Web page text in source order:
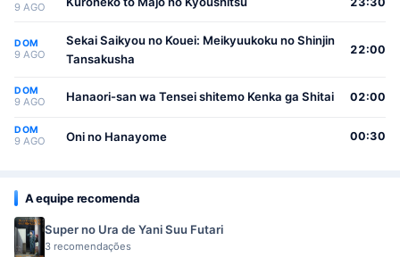
9 AGO
DOM
9 AGO
Sekai Saikyou no Kouei: Meikyuukoku no Shinjin
Tansakusha
22:00
DOM
9 AGO Hanaori-san wa Tensei shitemo Kenka ga Shitai 02:00
DOM
9 AGO Oni no Hanayome 00:30
A equipe recomenda
Super no Ura de Yani Suu Futari
3 recomendações